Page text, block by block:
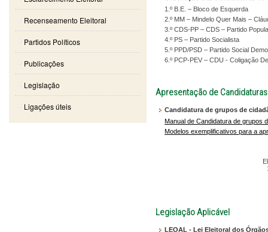
1.º B.E. – Bloco de Esquerda
2.º MM – Mindelo Quer Mais –
3.º CDS-PP – CDS – Partido
4.º PS – Partido Socialista
5.º PPD/PSD – Partido Social
6.º PCP-PEV – CDU - Coligação
Apresentação de Candidaturas
Candidatura de grupos de
Manual de Candidatura de grupos
Modelos exemplificativos para a
Legislação Aplicável
LEOAL - Lei Eleitoral dos
Recenseamento Eleitoral
Partidos Políticos
Publicações
Legislação
Ligações úteis